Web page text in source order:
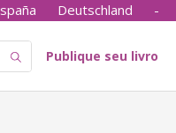
Deutschland -
Publique seu livro